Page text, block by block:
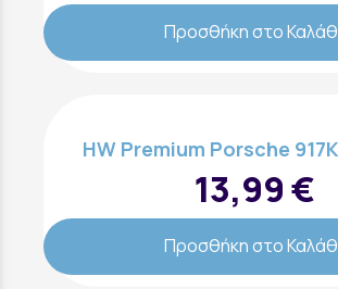
Προσθήκη στο
HW Premium Porsche
13,99 €
Προσθήκη στο